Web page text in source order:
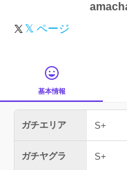
𝕏 ページ
基本情報
ガチエリア S+
ガチヤグラ S+